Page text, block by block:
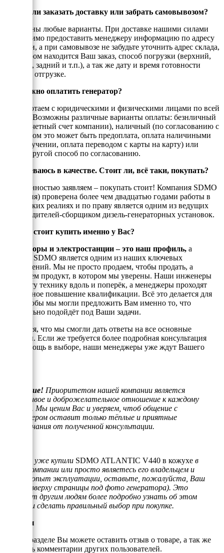
Можно ли заказать доставку или забрать самовывозом?
Возможны любые варианты. При доставке нашими силами
необходимо предоставить менеджеру информацию по адресу
доставки, а при самовывозе не забудьте уточнить адрес склада,
на котором находится Ваш заказ, способ погрузки (верхний,
боковой, задний и т.п.), а так же дату и время готовности
товара к отгрузке.
Как можно оплатить генератор?
Мы работаем с юридическими и физическими лицами по всей
России. Возможны различные варианты оплаты: безнличный
(на рассчетный счет компании), наличный (по согласованию с
енеджером это может быть предоплата, оплата наличиными
при получении, оплата переводом с карты на карту) или
любой другой способ по согласованию.
Я сомневаюсь в качестве. Стоит ли, всё таки, покупать?
С уверенностью заявляем – покупать стоит! Компания SDMO
(Франция) проверена более чем двадцатью годами работы в
Российских реалиях и по праву является одним из ведущих
производителей-сборщиком дизель-генераторных установок.
Почему стоит купить именно у Вас?
Генераторы и электростанции – это наш профиль, а
техника SDMO является одним из наших ключевых
направлений. Мы не просто продаем, чтобы продать, а
реализуем продукт, в котором мы уверены. Наши инженеры
знают эту технику вдоль и поперёк, а менеджеры проходят
постоянное повышение квалификации. Всё это делается для
того, чтобы мы могли предложить Вам именно то, что
оптимально подойдёт под Ваши задачи.
Надеемся, что мы смогли дать ответы на все основные
вопросы. Если же требуется более подробная консультация
или помощь в выборе, наши менеджеры уже ждут Вашего
Внимание! Приоритетом нашей компании является
отзывчивое и доброжелательное отношение к каждому
клиенту. Мы ценим Вас и уверяем, чтоб общение с
менеджером оставит только тёплые и приятные
воспоминания от полученной консультации.
Если Вы уже купили SDMO ATLANTIC V440 в кожухе в
нашей компании или просто являетесь его владельцем и
имеете опыт эксплуатации, оставьте, пожалуйста, Ваш
отзыв (вверху страницы под фото генератора). Это
поможет другим людям более подробно узнать об этом
товаре и сделать правильный выбор при покупке.
Отзывы
В этом разделе Вы можете оставить отзыв о товаре, а так же
почитать комментарии других пользователей.